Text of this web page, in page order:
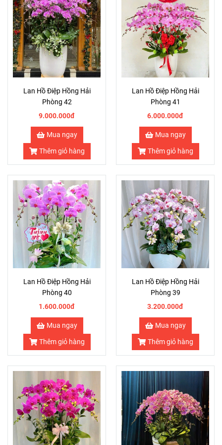
Lan Hồ Điệp Hồng Hải
Phòng 42
9.000.000đ
Mua ngay
Thêm giỏ hàng
Lan Hồ Điệp Hồng Hải
Phòng 41
6.000.000đ
Mua ngay
Thêm giỏ hàng
Lan Hồ Điệp Hồng Hải
Phòng 40
1.600.000đ
Mua ngay
Thêm giỏ hàng
Lan Hồ Điệp Hồng Hải
Phòng 39
3.200.000đ
Mua ngay
Thêm giỏ hàng